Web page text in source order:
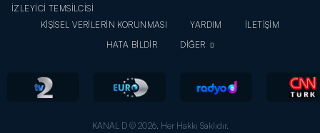
İZLEYİCİ TEMSİLCİSİ
KİŞİSEL VERİLERİN KORUNMASI
YARDIM
İLETİŞİM
HATA BİLDİR
DİĞER
KANAL D © 2026. Her Hakkı Saklıdır.